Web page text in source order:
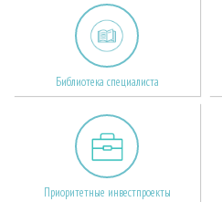
Библиотека специалиста
Приоритетные инвестпроекты